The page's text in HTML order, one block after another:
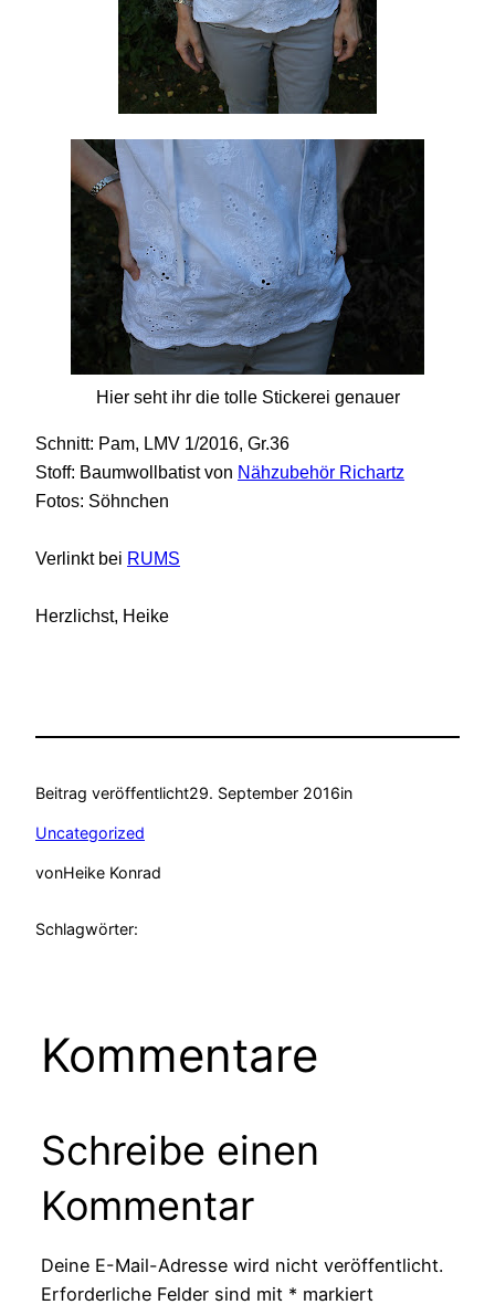
Hier seht ihr die tolle Stickerei genauer
Schnitt: Pam, LMV 1/2016, Gr.36
Stoff: Baumwollbatist von Nähzubehör Richartz
Fotos: Söhnchen
Verlinkt bei RUMS
Herzlichst, Heike
Beitrag veröffentlicht29. September 2016in
Uncategorized
vonHeike Konrad
Schlagwörter:
Kommentare
Schreibe einen
Kommentar
Deine E-Mail-Adresse wird nicht veröffentlicht.
Erforderliche Felder sind mit * markiert